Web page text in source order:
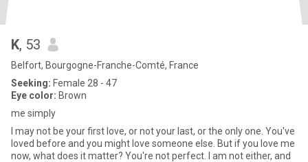
K, 53
Belfort, Bourgogne-Franche-Comté, France
Seeking: Female 28 - 47
Eye color: Brown
me simply
I may not be your first love, or not your last, or the only one. You've
loved before and you might love someone else. But if you love me
now, what does it matter? You're not perfect. I am not either, and